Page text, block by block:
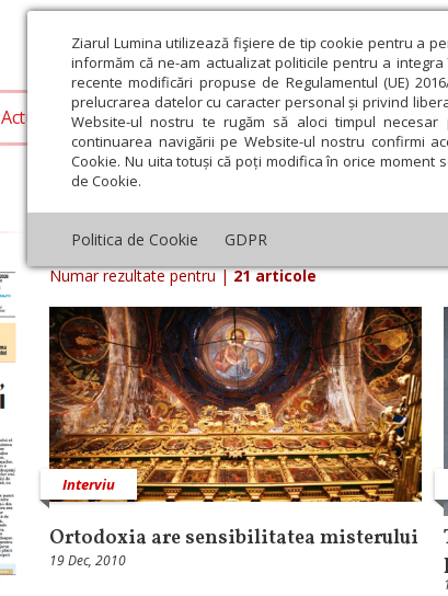
Ziarul Lumina utilizează fişiere de tip cookie pentru a
informăm că ne-am actualizat politicile pentru a
recente modificări propuse de Regulamentul (UE)
prelucrarea datelor cu caracter personal și privind
Website-ul nostru te rugăm să aloci timpul
continuarea navigării pe Website-ul nostru confirmi
Cookie. Nu uita totuși că poți modifica în orice
de Cookie.
Politica de Cookie GDPR
Actualitate religioasă Teologie și spiritualitate
Arhiva ziar Ziarul Lumina din 19
Numar rezultate pentru|21 articole
Interviu
Ortodoxia are sensibilitatea misterului
19 Dec, 2010